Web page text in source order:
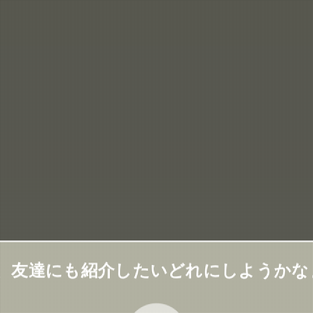
友達にも紹介したいどれにしようかな